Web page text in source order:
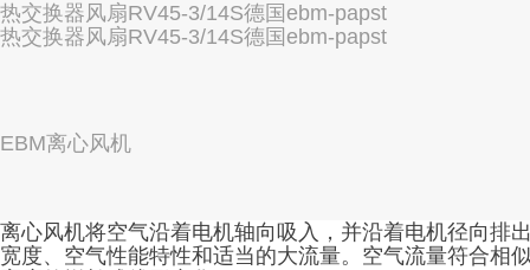
热交换器风扇RV45-3/14S德国ebm-papst
热交换器风扇RV45-3/14S德国ebm-papst
EBM离心风机
离心风机将空气沿着电机轴向吸入，并沿着电机径向排
宽度、空气性能特性和适当的大流量。空气流量符合相